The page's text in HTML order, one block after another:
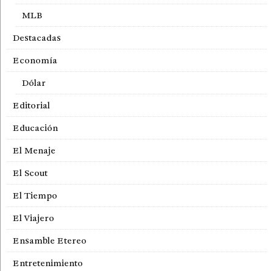
MLB
Destacadas
Economía
Dólar
Editorial
Educación
El Menaje
El Scout
El Tiempo
El Viajero
Ensamble Etereo
Entretenimiento